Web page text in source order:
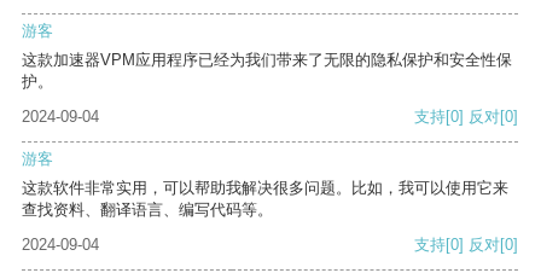
游客
这款加速器VPM应用程序已经为我们带来了无限的隐私保护和安全性保
护。
2024-09-04
支持[0] 反对[0]
游客
这款软件非常实用，可以帮助我解决很多问题。比如，我可以使用它来
查找资料、翻译语言、编写代码等。
2024-09-04
支持[0] 反对[0]